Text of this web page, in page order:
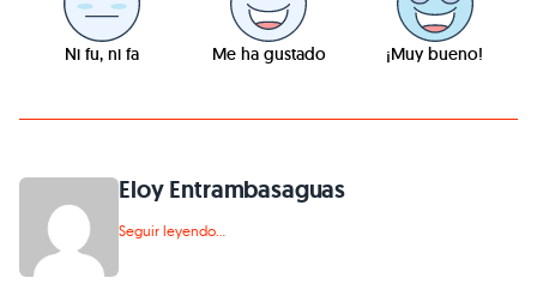
Ni fu, ni fa Me ha gustado ¡Muy bueno!
Eloy Entrambasaguas
Seguir leyendo...